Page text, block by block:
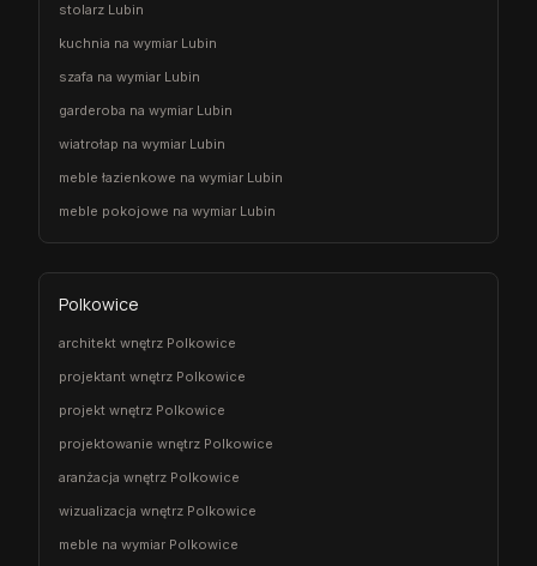
stolarz Lubin
kuchnia na wymiar Lubin
szafa na wymiar Lubin
garderoba na wymiar Lubin
wiatrołap na wymiar Lubin
meble łazienkowe na wymiar Lubin
meble pokojowe na wymiar Lubin
Polkowice
architekt wnętrz Polkowice
projektant wnętrz Polkowice
projekt wnętrz Polkowice
projektowanie wnętrz Polkowice
aranżacja wnętrz Polkowice
wizualizacja wnętrz Polkowice
meble na wymiar Polkowice